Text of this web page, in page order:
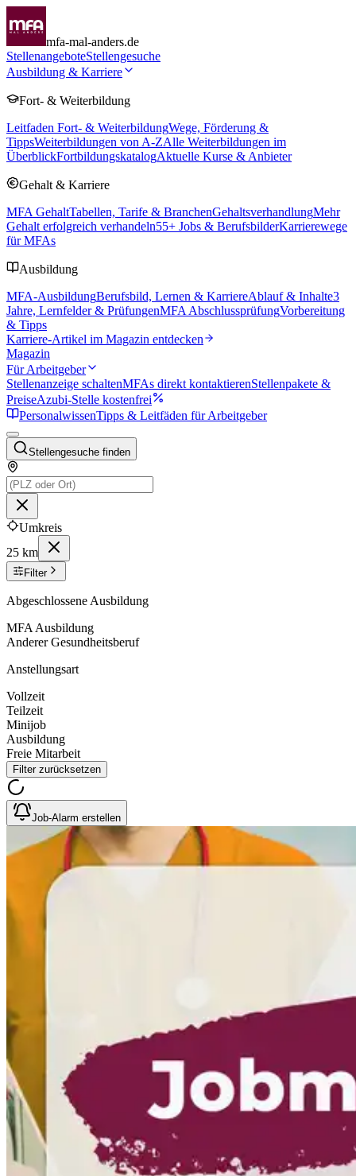
mfa-mal-anders.de
StellenangeboteStellengesuche
Ausbildung & Karriere
Fort- & Weiterbildung
Leitfaden Fort- & WeiterbildungWege, Förderung &
TippsWeiterbildungen von A-ZAlle Weiterbildungen im
ÜberblickFortbildungskatalogAktuelle Kurse & Anbieter
Gehalt & Karriere
MFA GehaltTabellen, Tarife & BranchenGehaltsverhandlungMehr
Gehalt erfolgreich verhandeln55+ Jobs & BerufsbilderKarrierewege
für MFAs
Ausbildung
MFA-AusbildungBerufsbild, Lernen & KarriereAblauf & Inhalte3
Jahre, Lernfelder & PrüfungenMFA AbschlussprüfungVorbereitung
& Tipps
Karriere-Artikel im Magazin entdecken
Magazin
Für Arbeitgeber
Stellenanzeige schaltenMFAs direkt kontaktierenStellenpakete &
PreiseAzubi-Stelle kostenfrei
PersonalwissenTipps & Leitfäden für Arbeitgeber
Stellengesuche finden
Umkreis
25 km
Filter
Abgeschlossene Ausbildung
MFA Ausbildung
Anderer Gesundheitsberuf
Anstellungsart
Vollzeit
Teilzeit
Minijob
Ausbildung
Freie Mitarbeit
Filter zurücksetzen
Job-Alarm erstellen